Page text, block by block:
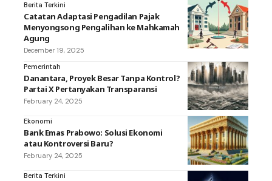
Berita Terkini
Catatan Adaptasi Pengadilan Pajak
Menyongsong Pengalihan ke Mahkamah
Agung
December 19, 2025
Pemerintah
Danantara, Proyek Besar Tanpa Kontrol?
Partai X Pertanyakan Transparansi
February 24, 2025
Ekonomi
Bank Emas Prabowo: Solusi Ekonomi
atau Kontroversi Baru?
February 24, 2025
Berita Terkini